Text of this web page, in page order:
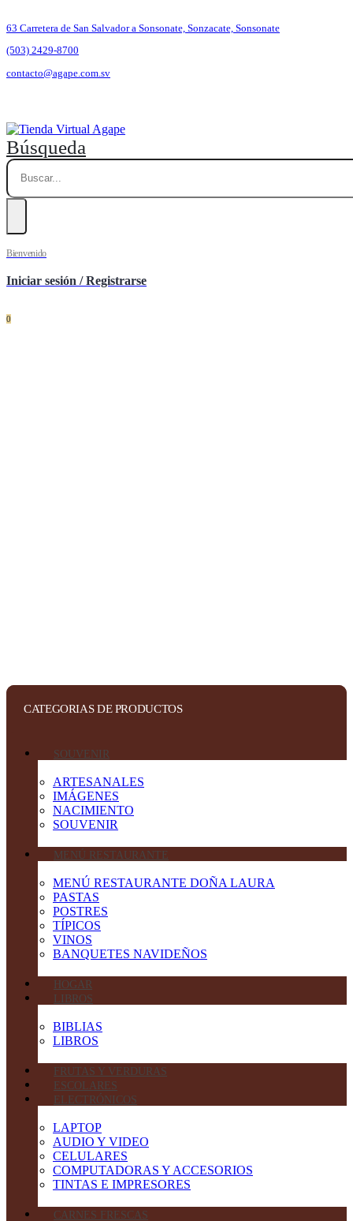
63 Carretera de San Salvador a Sonsonate, Sonzacate, Sonsonate
(503) 2429-8700
contacto@agape.com.sv
Búsqueda
Bienvenido
Iniciar sesión / Registrarse
0
CATEGORIAS DE PRODUCTOS
SOUVENIR
ARTESANALES
IMÁGENES
NACIMIENTO
SOUVENIR
MENÚ RESTAURANTE
MENÚ RESTAURANTE DOÑA LAURA
PASTAS
POSTRES
TÍPICOS
VINOS
BANQUETES NAVIDEÑOS
HOGAR
LIBROS
BIBLIAS
LIBROS
FRUTAS Y VERDURAS
ESCOLARES
ELECTRÓNICOS
LAPTOP
AUDIO Y VIDEO
CELULARES
COMPUTADORAS Y ACCESORIOS
TINTAS E IMPRESORES
CARNES FRESCAS